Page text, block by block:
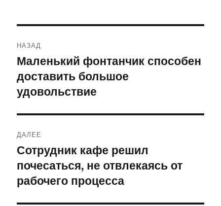
по
записям
НАЗАД
Предыдущая
запись:
Маленький фонтанчик способен
доставить большое
удовольствие
ДАЛЕЕ
Следующая
запись:
Сотрудник кафе решил
почесаться, не отвлекаясь от
рабочего процесса